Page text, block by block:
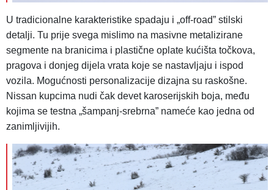
U tradicionalne karakteristike spadaju i „off-road” stilski
detalji. Tu prije svega mislimo na masivne metalizirane
segmente na branicima i plastične oplate kućišta točkova,
pragova i donjeg dijela vrata koje se nastavljaju i ispod
vozila. Mogućnosti personalizacije dizajna su raskošne.
Nissan kupcima nudi čak devet karoserijskih boja, među
kojima se testna „šampanj-srebrna” nameće kao jedna od
zanimljivijih.